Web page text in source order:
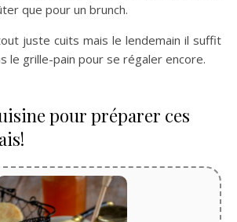
que pour un brunch.
juste cuits mais le lendemain il suffit
le grille-pain pour se régaler encore.
pour préparer ces